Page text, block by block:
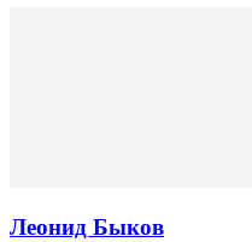
Леонид Быков